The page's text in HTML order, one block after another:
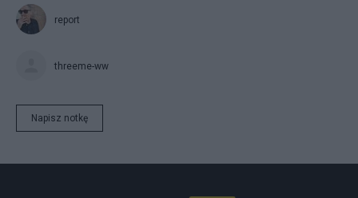
report
threeme-ww
Napisz notkę